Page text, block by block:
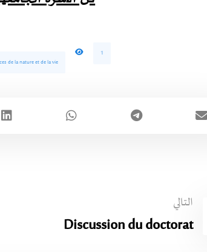
de la nature et de la vie
1
التالي
Discussion du doctorat